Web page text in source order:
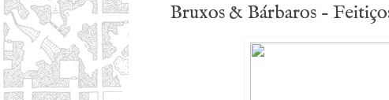
Bruxos & Bárbaros -